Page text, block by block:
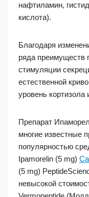
нафтиламин,
кислота).
Благодаря
ряда преимуществ
стимуляции
естественной
уровень кортизола
Препарат
многие известные
популярностью
Ipamorelin (5 mg)
(5 mg)
невысокой